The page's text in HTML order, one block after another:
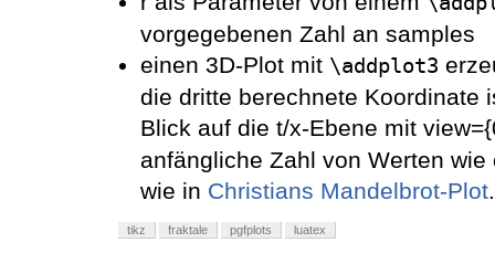
vorgegebenen Zahl an samples
einen 3D-Plot mit \addplot3
die dritte berechnete Koordinate
Blick auf die t/x-Ebene mit
anfängliche Zahl von Werten
wie in Christians Mandelbrot-Plot.
tikz fraktale pgfplots luatex